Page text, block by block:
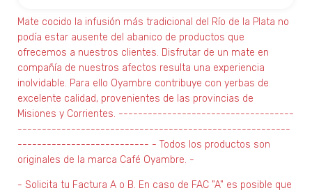
Mate cocido la infusión más tradicional del Río de la Plata no
podía estar ausente del abanico de productos que
ofrecemos a nuestros clientes. Disfrutar de un mate en
compañía de nuestros afectos resulta una experiencia
inolvidable. Para ello Oyambre contribuye con yerbas de
excelente calidad, provenientes de las provincias de
Misiones y Corrientes. ------------------------------------
--------------------------------------------------------
--------------------------- - Todos los productos son
originales de la marca Café Oyambre. -
- Solicita tu Factura A o B. En caso de FAC "A" es posible que